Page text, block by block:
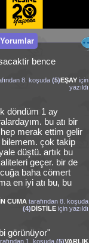
bence
8. koşuda(5)EŞAY için
yazıldı
döndüm 1 ay
bu atı bir
merak ettim gelir
çok takip
düştü. artık bu
geçer. bir de
baha cömert
en iyi atı bu, bu
CUMA tarafından 8. koşuda
(4)DİSTİLE için yazıldı
görünüyor"
1. koşuda(5)VARLIK